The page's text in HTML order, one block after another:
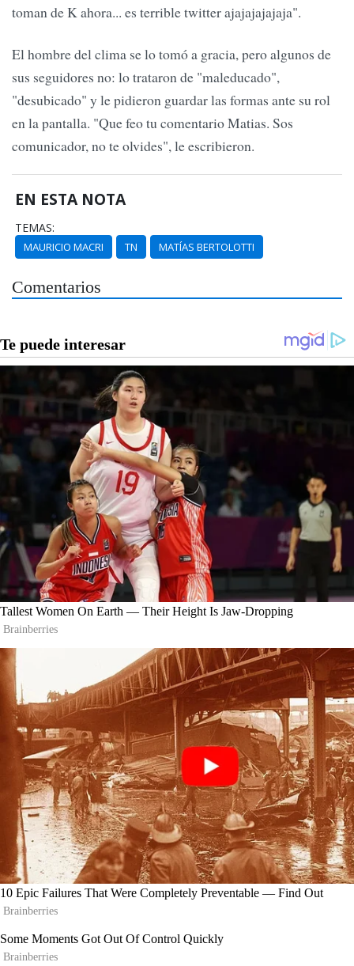
toman de K ahora... es terrible twitter ajajajajajaja".
El hombre del clima se lo tomó a gracia, pero algunos de
sus seguidores no: lo trataron de "maleducado",
"desubicado" y le pidieron guardar las formas ante su rol
en la pantalla. "Que feo tu comentario Matias. Sos
comunicador, no te olvides", le escribieron.
EN ESTA NOTA
TEMAS:
MAURICIO MACRI TN MATÍAS BERTOLOTTI
Comentarios